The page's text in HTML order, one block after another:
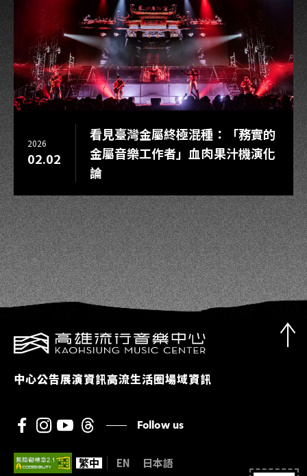
2026
02.02
看見臺灣金屬終極混種：「務實的
金屬音樂工作者」血肉果汁機演化
論
中心公告展演資訊高流生活圈場域資訊
Follow us
繁中 EN 日本語